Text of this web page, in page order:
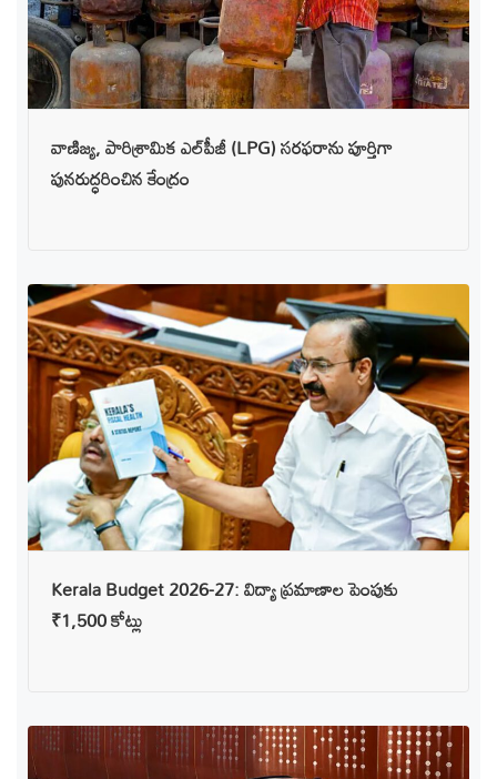
వాణిజ్య, పారిశ్రామిక ఎల్‌పీజీ (LPG) సరఫరాను పూర్తిగా
పునరుద్ధరించిన కేంద్రం
Kerala Budget 2026-27: విద్యా ప్రమాణాల పెంపుకు
₹1,500 కోట్లు